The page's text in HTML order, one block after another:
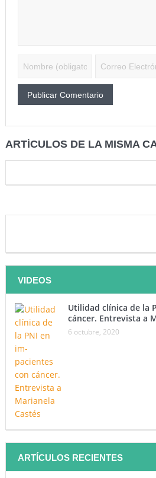
ARTÍCULOS DE LA MISMA
VIDEOS
Utilidad clínica de la
cáncer. Entrevista a
6 octubre, 2020
ARTÍCULOS RECIENTES